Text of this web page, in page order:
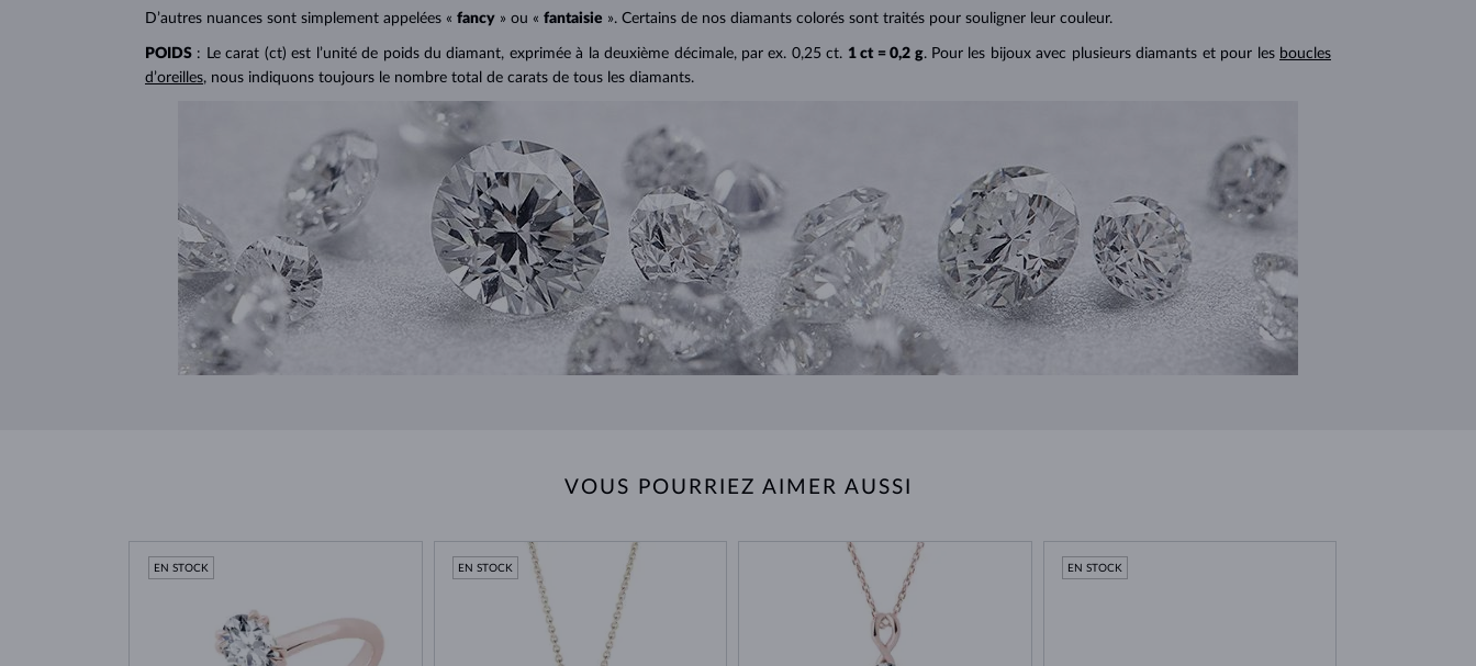
D’autres nuances sont simplement appelées « fancy » ou « fantaisie ». Certains de nos diamants colorés sont traités pour souligner leur couleur.
POIDS : Le carat (ct) est l’unité de poids du diamant, exprimée à la deuxième décimale, par ex. 0,25 ct. 1 ct = 0,2 g. Pour les bijoux avec plusieurs diamants et pour les boucles
d’oreilles, nous indiquons toujours le nombre total de carats de tous les diamants.
VOUS POURRIEZ AIMER AUSSI
EN STOCK EN STOCK EN STOCK